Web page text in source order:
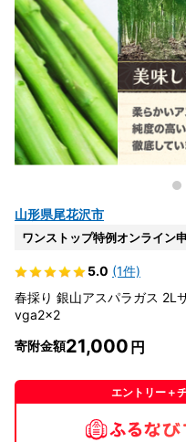
山形県尾花沢市
ワンストップ特例オンライン
5.0 (1件)
春採り 銀山アスパラガス 2L
vga2x2
寄附金額21,000
エントリー＋